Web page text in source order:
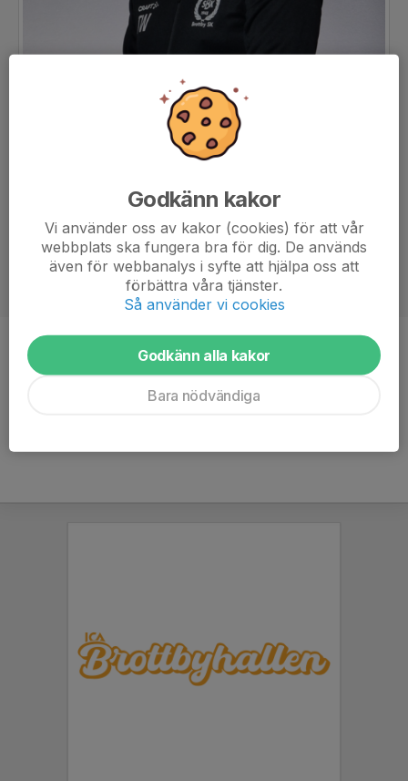
Titel
Tränare
Godkänn kakor
Vi använder oss av kakor (cookies) för att vår
webbplats ska fungera bra för dig. De används
även för webbanalys i syfte att hjälpa oss att
förbättra våra tjänster.
Så använder vi cookies
Godkänn alla kakor
Bara nödvändiga